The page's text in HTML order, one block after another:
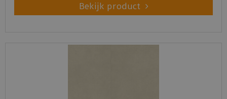
Bekijk product